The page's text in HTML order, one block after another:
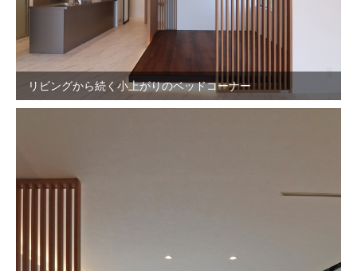
リビングから続く小上がりのベッドコーナー